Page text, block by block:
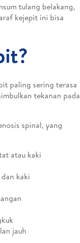
tulang belakang,
kejepit ini bisa
paling sering terasa
tekanan pada
spinal, yang
atau kaki
kaki
jauh